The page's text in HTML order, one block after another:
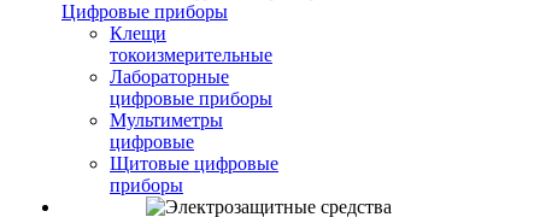
Цифровые приборы
Клещи
токоизмерительные
Лабораторные
цифровые приборы
Мультиметры
цифровые
Щитовые цифровые
приборы